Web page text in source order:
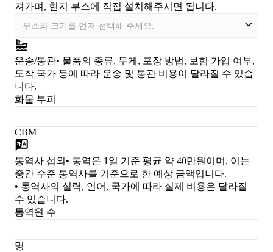
져가며, 현지 부스에 직접 설치해주시면 됩니다.
운송/통관• 물품의 종류, 무게, 포장 방법, 보험 가입 여부,
도착 국가 등에 따라 운송 및 통관 비용이 달라질 수 있습
니다.
화물 부피
CBM
통역사 섭외 • 통역은 1일 기준 평균 약 40만원이며, 이는
중간 수준 통역사를 기준으로 한 예상 금액입니다.
• 통역사의 실력, 언어, 국가에 따라 실제 비용은 달라질
수 있습니다.
통역원 수
명